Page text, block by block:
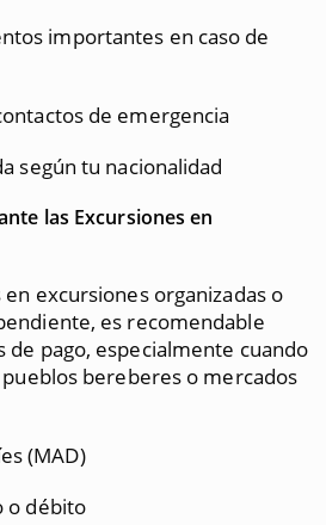
importantes en caso de
de emergencia
según tu nacionalidad
las Excursiones en
excursiones organizadas o
es recomendable
pago, especialmente cuando
bereberes o mercados
(MAD)
o débito